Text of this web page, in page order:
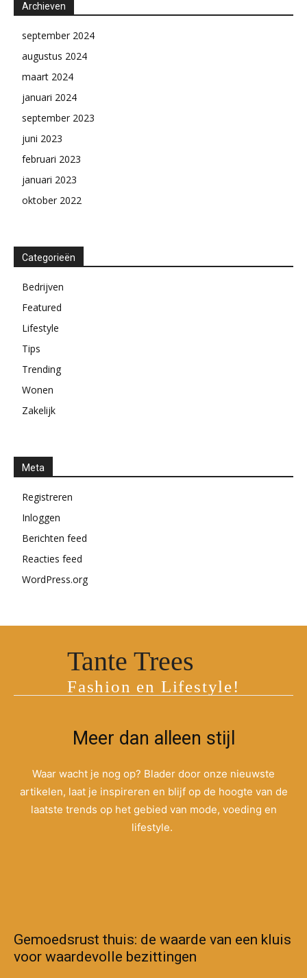
Archieven
september 2024
augustus 2024
maart 2024
januari 2024
september 2023
juni 2023
februari 2023
januari 2023
oktober 2022
Categorieën
Bedrijven
Featured
Lifestyle
Tips
Trending
Wonen
Zakelijk
Meta
Registreren
Inloggen
Berichten feed
Reacties feed
WordPress.org
Tante Trees
Fashion en Lifestyle!
Meer dan alleen stijl
Waar wacht je nog op? Blader door onze nieuwste
artikelen, laat je inspireren en blijf op de hoogte van de
laatste trends op het gebied van mode, voeding en
lifestyle.
Gemoedsrust thuis: de waarde van een kluis
voor waardevolle bezittingen